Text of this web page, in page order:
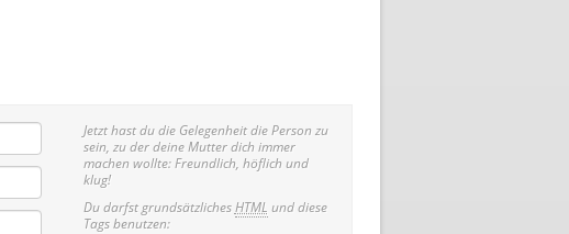
Jetzt hast du die Gelegenheit die Person zu
sein, zu der deine Mutter dich immer
machen wollte: Freundlich, höflich und
klug!
Du darfst grundsätzlichesHTML und diese
Tags benutzen: